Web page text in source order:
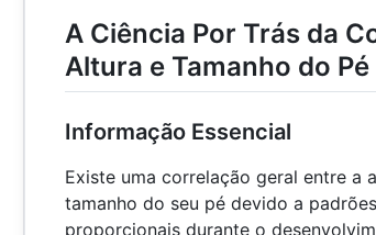
A Ciência Por Trás da
Altura e Tamanho do Pé
Informação Essencial
Existe uma correlação geral entre a
tamanho do seu pé devido a
proporcionais durante o